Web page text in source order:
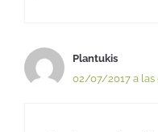
Plantukis
02/07/2017 a las